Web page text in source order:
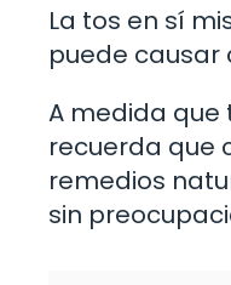
La tos en sí
puede
A medida
recuerda que
remedios
sin